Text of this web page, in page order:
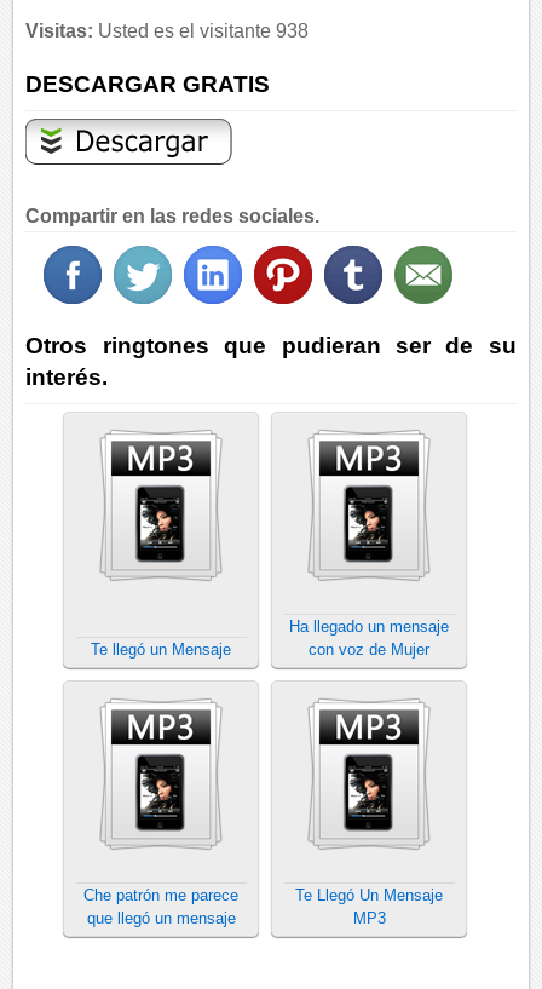
Visitas: Usted es el visitante 938
DESCARGAR GRATIS
Compartir en las redes sociales.
Otros ringtones que pudieran ser de su
interés.
Te llegó un Mensaje
Ha llegado un mensaje
con voz de Mujer
Che patrón me parece
que llegó un mensaje
Te Llegó Un Mensaje
MP3